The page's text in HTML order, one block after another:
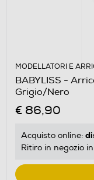
MODELLATORI E
BABYLISS -
Grigio/Nero
€ 86,90
Acquisto online:
Ritiro in negozio